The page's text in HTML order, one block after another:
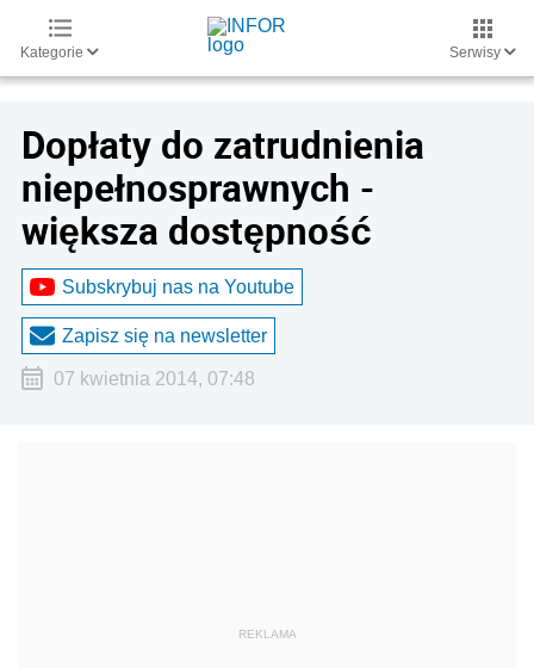
Kategorie Serwisy
Dopłaty do zatrudnienia
niepełnosprawnych -
większa dostępność
Subskrybuj nas na Youtube
Zapisz się na newsletter
07 kwietnia 2014, 07:48